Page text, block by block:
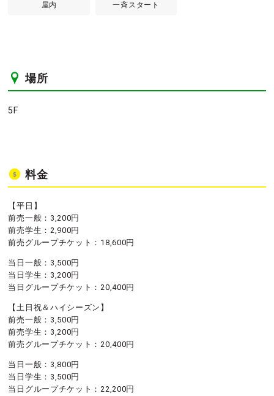
屋内 一斉スタート
場所
5F
料金
【平日】
前売一般：3,200円
前売学生：2,900円
前売グループチケット：18,600円
当日一般：3,500円
当日学生：3,200円
当日グループチケット：20,400円
【土日祝＆ハイシーズン】
前売一般：3,500円
前売学生：3,200円
前売グループチケット：20,400円
当日一般：3,800円
当日学生：3,500円
当日グループチケット：22,200円